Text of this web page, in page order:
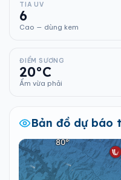
TIA UV
6
Cao — dùng kem
ĐIỂM SƯƠNG
20°C
Ẩm vừa phải
Bản đồ dự báo